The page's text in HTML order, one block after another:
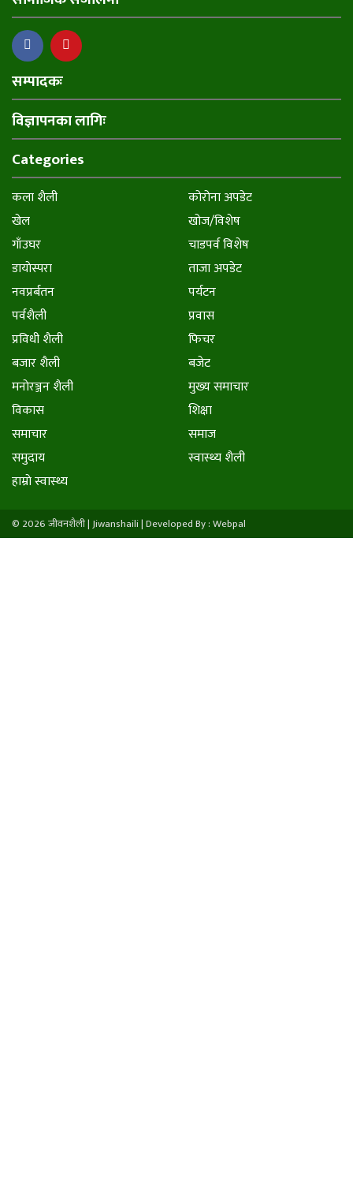
सम्पादकः
विज्ञापनका लागिः
Categories
कला शैली
कोरोना अपडेट
खेल
खोज/विशेष
गाँउघर
चाडपर्व विशेष
डायाेस्परा
ताजा अपडेट
नवप्रर्बतन
पर्यटन
पर्वशैली
प्रवास
प्रविधी शैली
फिचर
बजार शैली
बजेट
मनाेरञ्जन शैली
मुख्य समाचार
विकास
शिक्षा
समाचार
समाज
समुदाय
स्वास्थ्य शैली
हाम्राे स्वास्थ्य
© 2026 जीवनशैली | Jiwanshaili |Developed By : Webpal